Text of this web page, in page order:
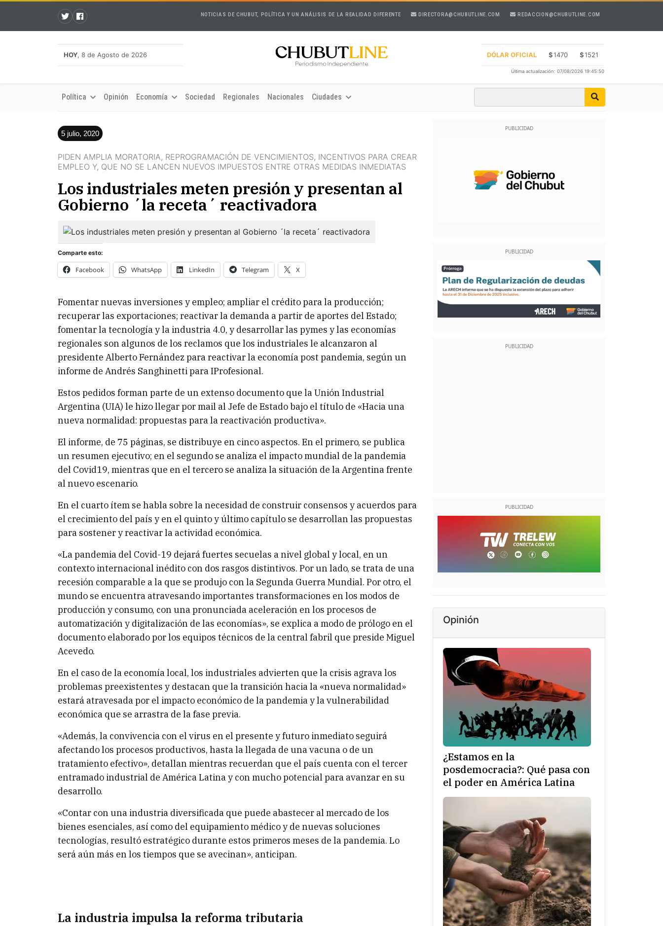
NOTICIAS DE CHUBUT, POLÍTICA Y UN ANÁLISIS DE LA REALIDAD DIFERENTE DIRECTORA@CHUBUTLINE.COM REDACCION@CHUBUTLINE.COM
HOY, 8 de Agosto de 2026 DÓLAR OFICIAL $1470 $1521
Última actualización: 07/08/2026 19:45:50
Política Opinión Economía Sociedad Regionales Nacionales Ciudades
5 julio, 2020
PIDEN AMPLIA MORATORIA, REPROGRAMACIÓN DE VENCIMIENTOS, INCENTIVOS PARA CREAR
EMPLEO Y, QUE NO SE LANCEN NUEVOS IMPUESTOS ENTRE OTRAS MEDIDAS INMEDIATAS
Los industriales meten presión y presentan al
Gobierno ´la receta´ reactivadora
Comparte esto:
Facebook WhatsApp LinkedIn Telegram X
Fomentar nuevas inversiones y empleo; ampliar el crédito para la producción;
recuperar las exportaciones; reactivar la demanda a partir de aportes del Estado;
fomentar la tecnología y la industria 4.0, y desarrollar las pymes y las economías
regionales son algunos de los reclamos que los industriales le alcanzaron al
presidente Alberto Fernández para reactivar la economía post pandemia, según un
informe de Andrés Sanghinetti para IProfesional.
Estos pedidos forman parte de un extenso documento que la Unión Industrial
Argentina (UIA) le hizo llegar por mail al Jefe de Estado bajo el título de «Hacia una
nueva normalidad: propuestas para la reactivación productiva».
El informe, de 75 páginas, se distribuye en cinco aspectos. En el primero, se publica
un resumen ejecutivo; en el segundo se analiza el impacto mundial de la pandemia
del Covid19, mientras que en el tercero se analiza la situación de la Argentina frente
al nuevo escenario.
En el cuarto ítem se habla sobre la necesidad de construir consensos y acuerdos para
el crecimiento del país y en el quinto y último capítulo se desarrollan las propuestas
para sostener y reactivar la actividad económica.
«La pandemia del Covid-19 dejará fuertes secuelas a nivel global y local, en un
contexto internacional inédito con dos rasgos distintivos. Por un lado, se trata de una
recesión comparable a la que se produjo con la Segunda Guerra Mundial. Por otro, el
mundo se encuentra atravesando importantes transformaciones en los modos de
producción y consumo, con una pronunciada aceleración en los procesos de
automatización y digitalización de las economías», se explica a modo de prólogo en el
documento elaborado por los equipos técnicos de la central fabril que preside Miguel
Acevedo.
En el caso de la economía local, los industriales advierten que la crisis agrava los
problemas preexistentes y destacan que la transición hacia la «nueva normalidad»
estará atravesada por el impacto económico de la pandemia y la vulnerabilidad
económica que se arrastra de la fase previa.
«Además, la convivencia con el virus en el presente y futuro inmediato seguirá
afectando los procesos productivos, hasta la llegada de una vacuna o de un
tratamiento efectivo», detallan mientras recuerdan que el país cuenta con el tercer
entramado industrial de América Latina y con mucho potencial para avanzar en su
desarrollo.
«Contar con una industria diversificada que puede abastecer al mercado de los
bienes esenciales, así como del equipamiento médico y de nuevas soluciones
tecnologías, resultó estratégico durante estos primeros meses de la pandemia. Lo
será aún más en los tiempos que se avecinan», anticipan.
La industria impulsa la reforma tributaria
Opinión
¿Estamos en la
posdemocracia?: Qué pasa con
el poder en América Latina